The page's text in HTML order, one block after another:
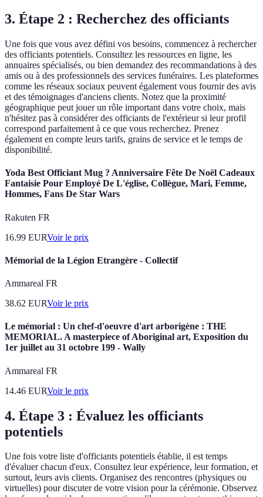
3. Étape 2 : Recherchez des officiants
Une fois que vous avez défini vos besoins, commencez à rechercher
des officiants potentiels. Consultez les ressources en ligne, les
annuaires spécialisés, ou bien demandez des recommandations à des
amis ou à des professionnels des services funéraires. Les plateformes
comme les réseaux sociaux peuvent également vous fournir des avis
et des témoignages d'anciens clients. Notez que la proximité
géographique peut jouer un rôle important dans votre choix, mais
n'hésitez pas à considérer des officiants de l'extérieur si leur profil
correspond parfaitement à ce que vous recherchez. Prenez
également en compte leurs tarifs, grains de service et le temps de
disponibilité.
Yoda Best Officiant Mug ? Anniversaire Fête De Noël Cadeaux
Fantaisie Pour Employé De L'église, Collègue, Mari, Femme,
Hommes, Fans De Star Wars
Rakuten FR
16.99 EURVoir le prix
Mémorial de la Légion Etrangère - Collectif
Ammareal FR
38.62 EURVoir le prix
Le mémorial : Un chef-d'oeuvre d'art arborigène : THE
MEMORIAL. A masterpiece of Aboriginal art, Exposition du
1er juillet au 31 octobre 199 - Wally
Ammareal FR
14.46 EURVoir le prix
4. Étape 3 : Évaluez les officiants
potentiels
Une fois votre liste d'officiants potentiels établie, il est temps
d'évaluer chacun d'eux. Consultez leur expérience, leur formation, et
surtout, leurs avis clients. Organisez des rencontres (physiques ou
virtuelles) pour discuter de votre vision pour la cérémonie. Observez